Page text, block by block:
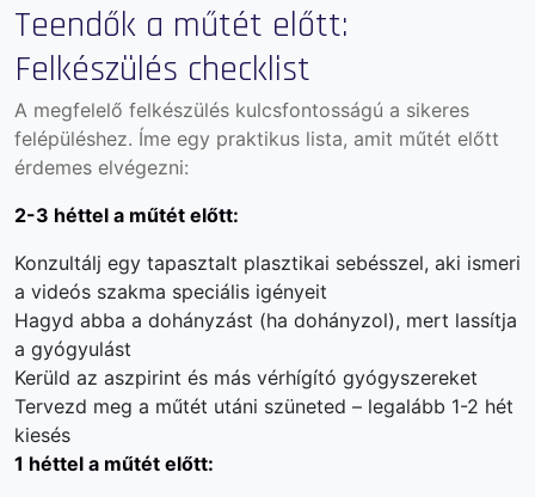
Teendők a műtét előtt:
Felkészülés checklist
A megfelelő felkészülés kulcsfontosságú a sikeres
felépüléshez. Íme egy praktikus lista, amit műtét előtt
érdemes elvégezni:
2-3 héttel a műtét előtt:
Konzultálj egy tapasztalt plasztikai sebésszel, aki ismeri
a videós szakma speciális igényeit
Hagyd abba a dohányzást (ha dohányzol), mert lassítja
a gyógyulást
Kerüld az aszpirint és más vérhígító gyógyszereket
Tervezd meg a műtét utáni szüneted – legalább 1-2 hét
kiesés
1 héttel a műtét előtt: